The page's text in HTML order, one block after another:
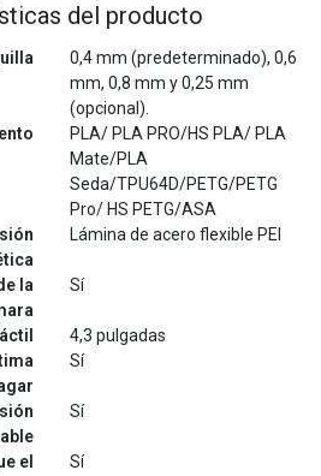
del producto
0,4 mm (predeterminado), 0,6
mm, 0,8 mm y 0,25 mm
(opcional).
PLA/ PLA PRO/HS PLA/ PLA
Mate/PLA
Seda/TPU64D/PETG/PETG
Pro/ HS PETG/ASA
Lámina de acero flexible PEI
la
Sí
4,3 pulgadas
Sí
Sí
el
Sí